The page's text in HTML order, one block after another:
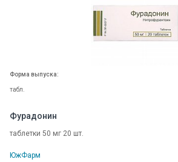
Форма выпуска:
табл.
Фурадонин
таблетки 50 мг 20 шт.
ЮжФарм